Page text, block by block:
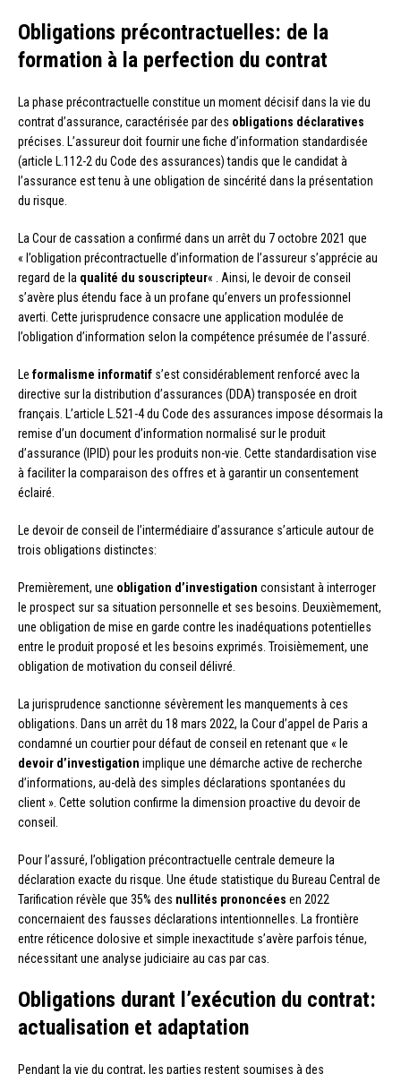
Obligations précontractuelles: de la
formation à la perfection du contrat
La phase précontractuelle constitue un moment décisif dans la vie du
contrat d’assurance, caractérisée par des obligations déclaratives
précises. L’assureur doit fournir une fiche d’information standardisée
(article L.112-2 du Code des assurances) tandis que le candidat à
l’assurance est tenu à une obligation de sincérité dans la présentation
du risque.
La Cour de cassation a confirmé dans un arrêt du 7 octobre 2021 que
« l’obligation précontractuelle d’information de l’assureur s’apprécie au
regard de la qualité du souscripteur« . Ainsi, le devoir de conseil
s’avère plus étendu face à un profane qu’envers un professionnel
averti. Cette jurisprudence consacre une application modulée de
l’obligation d’information selon la compétence présumée de l’assuré.
Le formalisme informatif s’est considérablement renforcé avec la
directive sur la distribution d’assurances (DDA) transposée en droit
français. L’article L.521-4 du Code des assurances impose désormais la
remise d’un document d’information normalisé sur le produit
d’assurance (IPID) pour les produits non-vie. Cette standardisation vise
à faciliter la comparaison des offres et à garantir un consentement
éclairé.
Le devoir de conseil de l’intermédiaire d’assurance s’articule autour de
trois obligations distinctes:
Premièrement, une obligation d’investigation consistant à interroger
le prospect sur sa situation personnelle et ses besoins. Deuxièmement,
une obligation de mise en garde contre les inadéquations potentielles
entre le produit proposé et les besoins exprimés. Troisièmement, une
obligation de motivation du conseil délivré.
La jurisprudence sanctionne sévèrement les manquements à ces
obligations. Dans un arrêt du 18 mars 2022, la Cour d’appel de Paris a
condamné un courtier pour défaut de conseil en retenant que « le
devoir d’investigation implique une démarche active de recherche
d’informations, au-delà des simples déclarations spontanées du
client ». Cette solution confirme la dimension proactive du devoir de
conseil.
Pour l’assuré, l’obligation précontractuelle centrale demeure la
déclaration exacte du risque. Une étude statistique du Bureau Central de
Tarification révèle que 35% des nullités prononcées en 2022
concernaient des fausses déclarations intentionnelles. La frontière
entre réticence dolosive et simple inexactitude s’avère parfois ténue,
nécessitant une analyse judiciaire au cas par cas.
Obligations durant l’exécution du contrat:
actualisation et adaptation
Pendant la vie du contrat, les parties restent soumises à des